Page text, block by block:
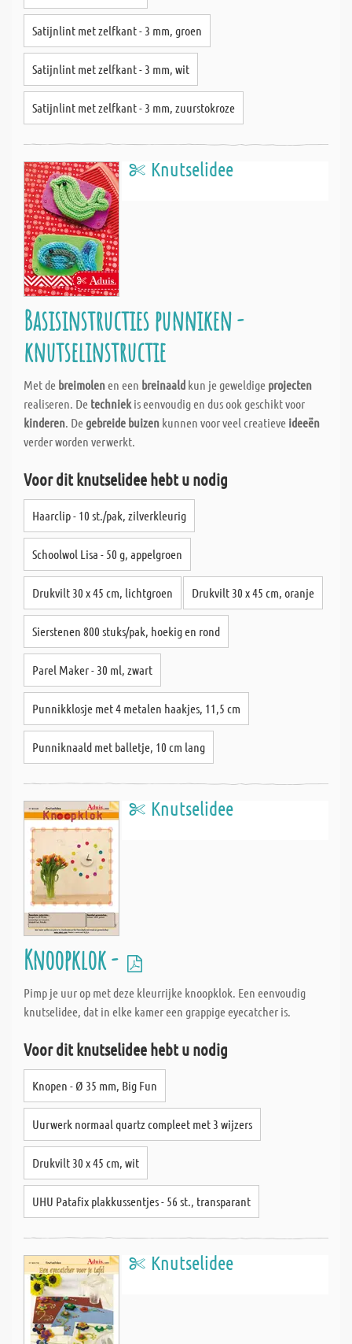
Satijnlint met zelfkant - 3 mm, groen
Satijnlint met zelfkant - 3 mm, wit
Satijnlint met zelfkant - 3 mm, zuurstokroze
Knutselidee
Basisinstructies punniken -
knutselinstructie
Met de breimolenen een breinaald kun je geweldige projecten
realiseren. De techniek is eenvoudig en dus ook geschikt voor
kinderen. Degebreide buizen kunnen voor veel creatieve ideeën
verder worden verwerkt.
Voor dit knutselidee hebt u nodig
Haarclip - 10 st./pak, zilverkleurig
Schoolwol Lisa - 50 g, appelgroen
Drukvilt 30 x 45 cm, lichtgroen Drukvilt 30 x 45 cm, oranje
Sierstenen 800 stuks/pak, hoekig en rond
Parel Maker - 30 ml, zwart
Punnikklosje met 4 metalen haakjes, 11,5 cm
Punniknaald met balletje, 10 cm lang
Knutselidee
Knoopklok -
Pimp je uur op met deze kleurrijke knoopklok. Een eenvoudig
knutselidee, dat in elke kamer een grappige eyecatcher is.
Voor dit knutselidee hebt u nodig
Knopen - Ø 35 mm, Big Fun
Uurwerk normaal quartz compleet met 3 wijzers
Drukvilt 30 x 45 cm, wit
UHU Patafix plakkussentjes - 56 st., transparant
Knutselidee